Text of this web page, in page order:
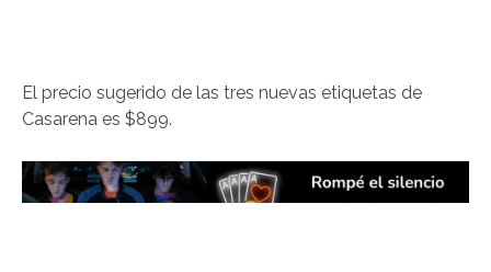
El precio sugerido de las tres nuevas etiquetas de
Casarena es $899.